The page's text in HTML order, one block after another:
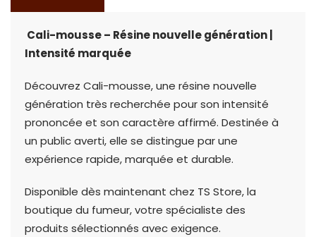
Cali-mousse – Résine nouvelle génération |
Intensité marquée
Découvrez Cali-mousse, une résine nouvelle
génération très recherchée pour son intensité
prononcée et son caractère affirmé. Destinée à
un public averti, elle se distingue par une
expérience rapide, marquée et durable.
Disponible dès maintenant chez TS Store, la
boutique du fumeur, votre spécialiste des
produits sélectionnés avec exigence.